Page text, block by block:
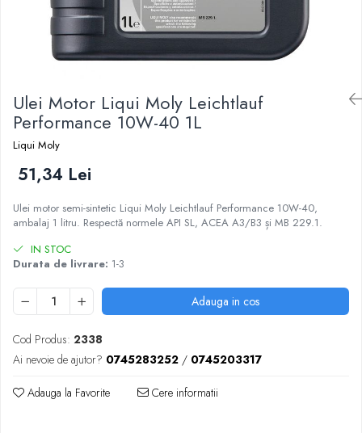
Ulei Motor Liqui Moly Leichtlauf
Performance 10W-40 1L
Liqui Moly
51,34 Lei
Ulei motor semi-sintetic Liqui Moly Leichtlauf Performance 10W-40,
ambalaj 1 litru. Respectă normele API SL, ACEA A3/B3 și MB 229.1.
IN STOC
Durata de livrare: 1-3
Adauga in cos
Cod Produs: 2338
Ai nevoie de ajutor? 0745283252 / 0745203317
Adauga la Favorite Cere informatii